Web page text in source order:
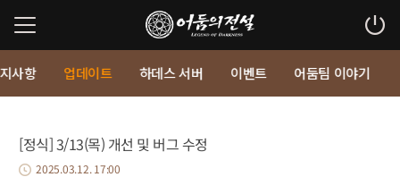
사항 업데이트 하데스 서버 이벤트 어둠팀 이야기
[정식] 3/13(목) 개선 및 버그 수정
2025.03.12. 17:00